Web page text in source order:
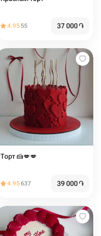
4.9555 37 000֏
Торт 🍰️️️💋️💋
4.95637 39 000֏